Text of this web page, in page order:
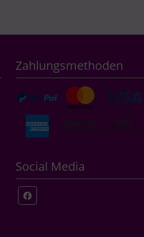
Zahlungsmethoden
Social Media